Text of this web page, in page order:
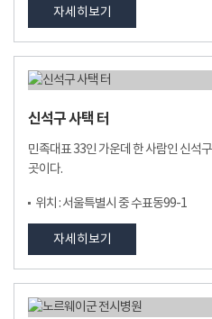
자세히보기
신석구 사택 터
민족대표 33인 가운데 한 사람인 신석
곳이다.
위치 : 서울특별시 중 수표동99-1
자세히보기